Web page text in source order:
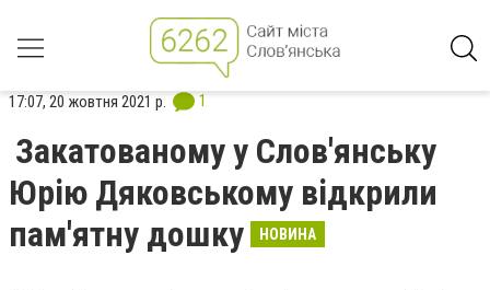
17:07, 20 жовтня 2021 р. 1
Закатованому у Слов'янську
Юрію Дяковському відкрили
пам'ятну дошку
НОВИНА